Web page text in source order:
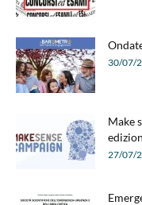
30/07/
Make
27/07/